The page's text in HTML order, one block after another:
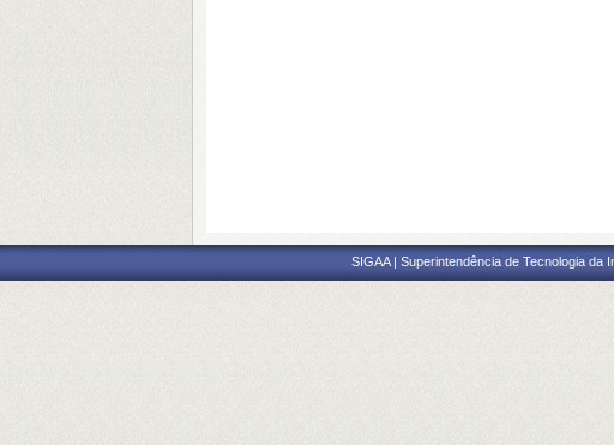
SIGAA | Superintendência de Tecnologia